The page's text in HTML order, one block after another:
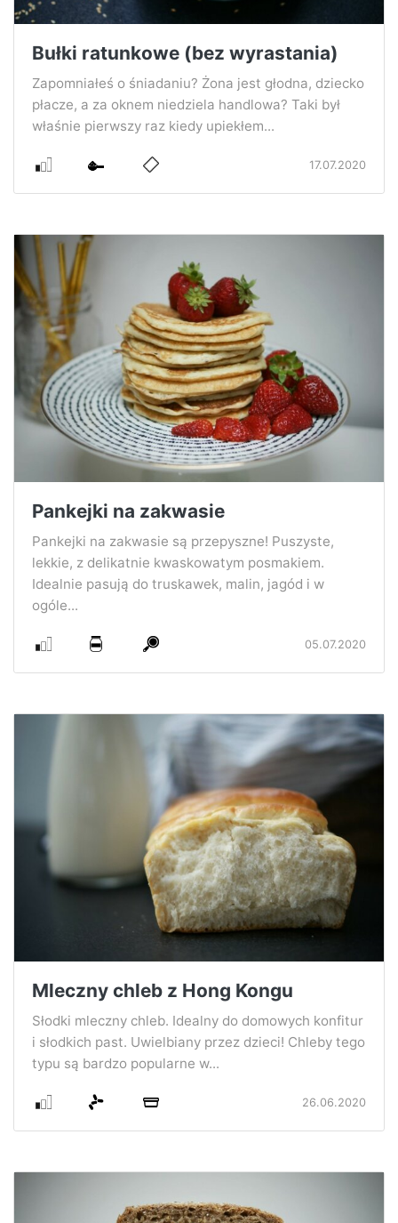
Bułki ratunkowe (bez wyrastania)
Zapomniałeś o śniadaniu? Żona jest głodna, dziecko
płacze, a za oknem niedziela handlowa? Taki był
właśnie pierwszy raz kiedy upiekłem...
17.07.2020
Pankejki na zakwasie
Pankejki na zakwasie są przepyszne! Puszyste,
lekkie, z delikatnie kwaskowatym posmakiem.
Idealnie pasują do truskawek, malin, jagód i w
ogóle...
05.07.2020
Mleczny chleb z Hong Kongu
Słodki mleczny chleb. Idealny do domowych konfitur
i słodkich past. Uwielbiany przez dzieci! Chleby tego
typu są bardzo popularne w...
26.06.2020